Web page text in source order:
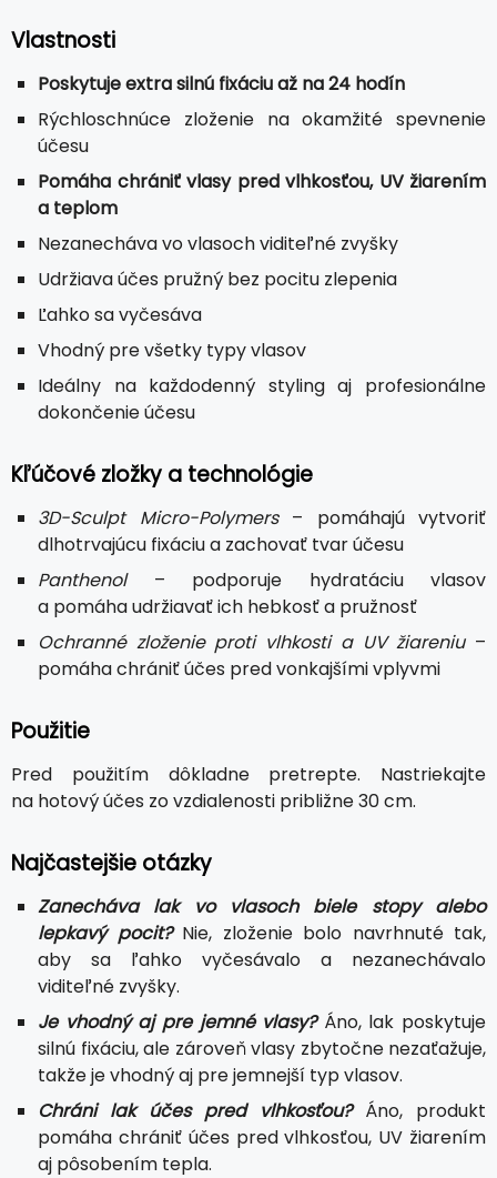
Vlastnosti
Poskytuje extra silnú fixáciu až na 24 hodín
Rýchloschnúce zloženie na okamžité spevnenie
účesu
Pomáha chrániť vlasy pred vlhkosťou, UV žiarením
a teplom
Nezanecháva vo vlasoch viditeľné zvyšky
Udržiava účes pružný bez pocitu zlepenia
Ľahko sa vyčesáva
Vhodný pre všetky typy vlasov
Ideálny na každodenný styling aj profesionálne
dokončenie účesu
Kľúčové zložky a technológie
3D-Sculpt Micro-Polymers– pomáhajú vytvoriť
dlhotrvajúcu fixáciu a zachovať tvar účesu
Panthenol– podporuje hydratáciu vlasov
a pomáha udržiavať ich hebkosť a pružnosť
Ochranné zloženie proti vlhkosti a UV žiareniu–
pomáha chrániť účes pred vonkajšími vplyvmi
Použitie
Pred použitím dôkladne pretrepte. Nastriekajte
na hotový účes zo vzdialenosti približne 30 cm.
Najčastejšie otázky
Zanecháva lak vo vlasoch biele stopy alebo
lepkavý pocit?Nie, zloženie bolo navrhnuté tak,
aby sa ľahko vyčesávalo a nezanechávalo
viditeľné zvyšky.
Je vhodný aj pre jemné vlasy?Áno, lak poskytuje
silnú fixáciu, ale zároveň vlasy zbytočne nezaťažuje,
takže je vhodný aj pre jemnejší typ vlasov.
Chráni lak účes pred vlhkosťou?Áno, produkt
pomáha chrániť účes pred vlhkosťou, UV žiarením
aj pôsobením tepla.